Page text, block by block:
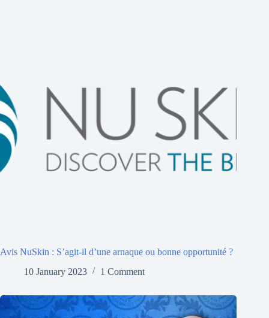
Avis NuSkin : S’agit-il d’une arnaque ou bonne opportunité ?
10 January 2023
1 Comment